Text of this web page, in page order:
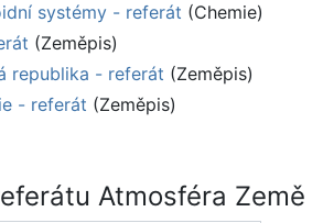
systémy - referát (Chemie)
(Zeměpis)
republika - referát (Zeměpis)
- referát (Zeměpis)
Atmosféra Země